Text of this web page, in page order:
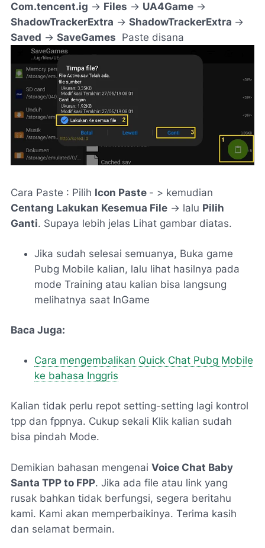
Com.tencent.ig -> Files -> UA4Game ->
ShadowTrackerExtra -> ShadowTrackerExtra ->
Saved -> SaveGames Paste disana
Cara Paste : Pilih Icon Paste - > kemudian
Centang Lakukan Kesemua File -> lalu Pilih
Ganti. Supaya lebih jelas Lihat gambar diatas.
Jika sudah selesai semuanya, Buka game
Pubg Mobile kalian, lalu lihat hasilnya pada
mode Training atau kalian bisa langsung
melihatnya saat InGame
Baca Juga:
Cara mengembalikan Quick Chat Pubg Mobile
ke bahasa Inggris
Kalian tidak perlu repot setting-setting lagi kontrol
tpp dan fppnya. Cukup sekali Klik kalian sudah
bisa pindah Mode.
Demikian bahasan mengenai Voice Chat Baby
Santa TPP to FPP. Jika ada file atau link yang
rusak bahkan tidak berfungsi, segera beritahu
kami. Kami akan memperbaikinya. Terima kasih
dan selamat bermain.